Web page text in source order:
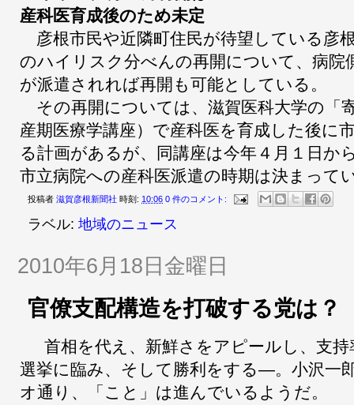
産科医育成後のため未定
彦根市民や近隣町住民が待望している彦
のハイリスク分べんの再開について、病院
が派遣されれば再開も可能としている。
その再開については、滋賀医科大学の「
産期医療学講座）で産科医を育成した後に
る計画があるが、同講座は今年４月１日か
市立病院への産科医派遣の時期は決まって
投稿者 滋賀彦根新聞社 時刻: 10:06 0 件のコメント:
ラベル: 地域のニュース
2010年6月18日金曜日
官僚支配構造を打破する党は？
首相を代え、新鮮さをアピールし、支
選挙に臨み、そして勝利をする―。小沢一
オ通り、「こと」は進んでいるようだ。